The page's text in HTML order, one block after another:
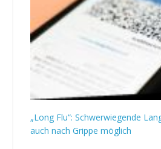
„Long Flu“: Schwerwiegende
auch nach Grippe möglich